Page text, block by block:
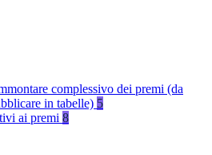
complessivo dei premi (da
in tabelle) 5
ai premi 8